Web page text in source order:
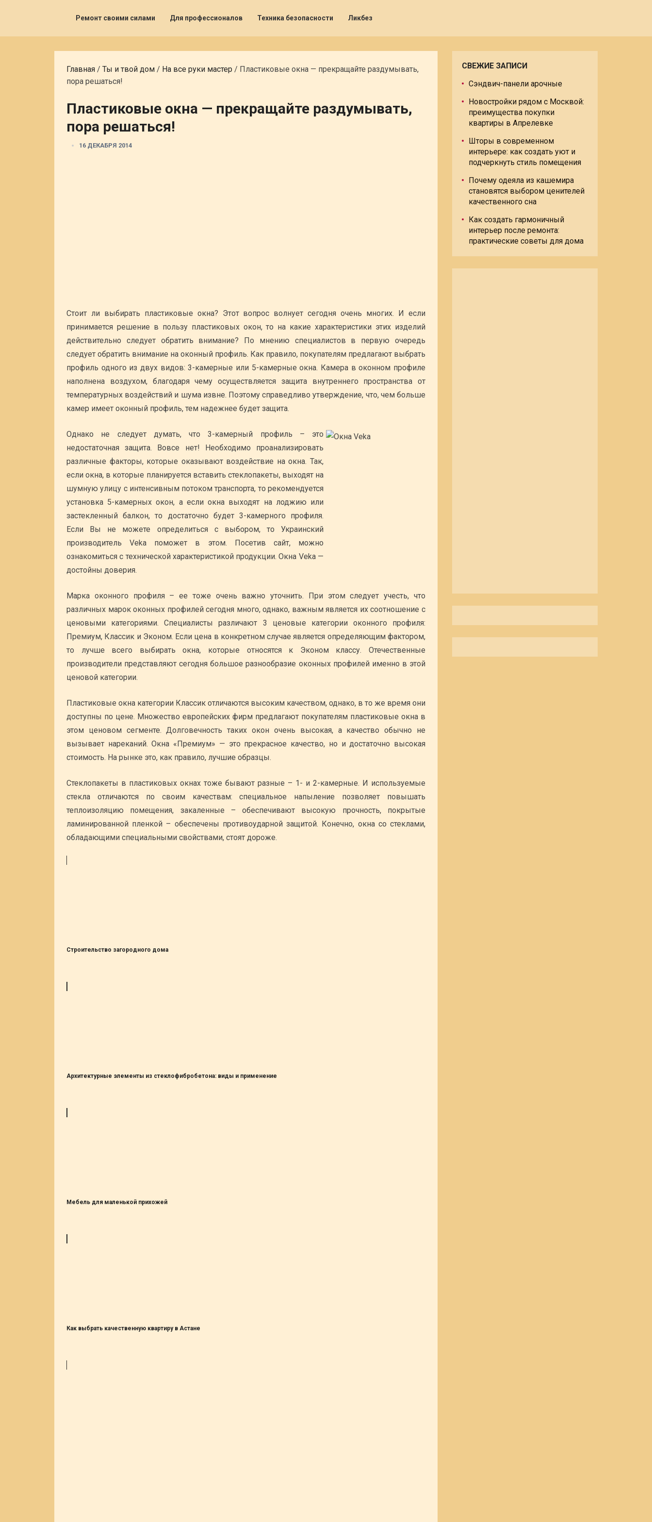
Ремонт своими силами Для профессионалов Техника безопасности Ликбез
Главная / Ты и твой дом / На все руки мастер / Пластиковые окна — прекращайте раздумывать,
пора решаться!
Пластиковые окна — прекращайте раздумывать,
пора решаться!
16 ДЕКАБРЯ 2014
Стоит ли выбирать пластиковые окна? Этот вопрос волнует сегодня очень многих. И если
принимается решение в пользу пластиковых окон, то на какие характеристики этих изделий
действительно следует обратить внимание? По мнению специалистов в первую очередь
следует обратить внимание на оконный профиль. Как правило, покупателям предлагают выбрать
профиль одного из двух видов: 3-камерные или 5-камерные окна. Камера в оконном профиле
наполнена воздухом, благодаря чему осуществляется защита внутреннего пространства от
температурных воздействий и шума извне. Поэтому справедливо утверждение, что, чем больше
камер имеет оконный профиль, тем надежнее будет защита.
Однако не следует думать, что 3-камерный профиль – это
недостаточная защита. Вовсе нет! Необходимо проанализировать
различные факторы, которые оказывают воздействие на окна. Так,
если окна, в которые планируется вставить стеклопакеты, выходят на
шумную улицу с интенсивным потоком транспорта, то рекомендуется
установка 5-камерных окон, а если окна выходят на лоджию или
застекленный балкон, то достаточно будет 3-камерного профиля.
Если Вы не можете определиться с выбором, то Украинский
производитель Veka поможет в этом. Посетив сайт, можно
ознакомиться с технической характеристикой продукции. Окна Veka —
достойны доверия.
Марка оконного профиля – ее тоже очень важно уточнить. При этом следует учесть, что
различных марок оконных профилей сегодня много, однако, важным является их соотношение с
ценовыми категориями. Специалисты различают 3 ценовые категории оконного профиля:
Премиум, Классик и Эконом. Если цена в конкретном случае является определяющим фактором,
то лучше всего выбирать окна, которые относятся к Эконом классу. Отечественные
производители представляют сегодня большое разнообразие оконных профилей именно в этой
ценовой категории.
Пластиковые окна категории Классик отличаются высоким качеством, однако, в то же время они
доступны по цене. Множество европейских фирм предлагают покупателям пластиковые окна в
этом ценовом сегменте. Долговечность таких окон очень высокая, а качество обычно не
вызывает нареканий. Окна «Премиум» — это прекрасное качество, но и достаточно высокая
стоимость. На рынке это, как правило, лучшие образцы.
Стеклопакеты в пластиковых окнах тоже бывают разные – 1- и 2-камерные. И используемые
стекла отличаются по своим качествам: специальное напыление позволяет повышать
теплоизоляцию помещения, закаленные – обеспечивают высокую прочность, покрытые
ламинированной пленкой – обеспечены противоударной защитой. Конечно, окна со стеклами,
обладающими специальными свойствами, стоят дороже.
Строительство загородного дома
Архитектурные элементы из стеклофибробетона: виды и применение
Мебель для маленькой прихожей
Как выбрать качественную квартиру в Астане
СВЕЖИЕ ЗАПИСИ
Сэндвич-панели арочные
Новостройки рядом с Москвой:
преимущества покупки
квартиры в Апрелевке
Шторы в современном
интерьере: как создать уют и
подчеркнуть стиль помещения
Почему одеяла из кашемира
становятся выбором ценителей
качественного сна
Как создать гармоничный
интерьер после ремонта:
практические советы для дома